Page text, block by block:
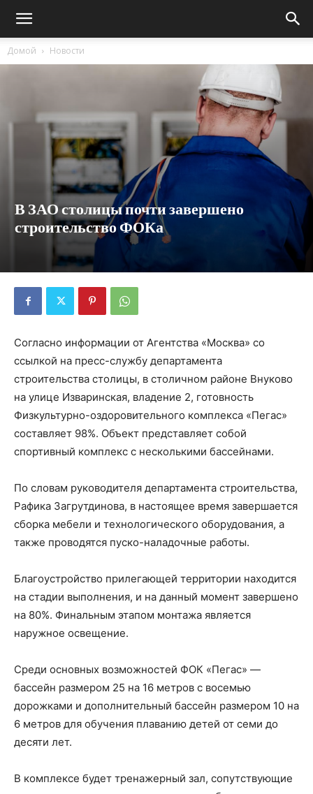
Домой Новости
В ЗАО столицы почти завершено
строительство ФОКа
Согласно информации от Агентства «Москва» со
ссылкой на пресс-службу департамента
строительства столицы, в столичном районе Внуково
на улице Изваринская, владение 2, готовность
Физкультурно-оздоровительного комплекса «Пегас»
составляет 98%. Объект представляет собой
спортивный комплекс с несколькими бассейнами.
По словам руководителя департамента строительства,
Рафика Загрутдинова, в настоящее время завершается
сборка мебели и технологического оборудования, а
также проводятся пуско-наладочные работы.
Благоустройство прилегающей территории находится
на стадии выполнения, и на данный момент завершено
на 80%. Финальным этапом монтажа является
наружное освещение.
Среди основных возможностей ФОК «Пегас» —
бассейн размером 25 на 16 метров с восемью
дорожками и дополнительный бассейн размером 10 на
6 метров для обучения плаванию детей от семи до
десяти лет.
В комплексе будет тренажерный зал, сопутствующие